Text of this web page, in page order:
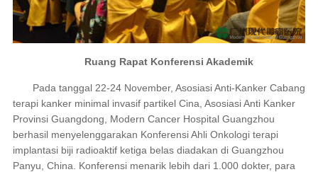
Ruang Rapat Konferensi Akademik
Pada tanggal 22-24 November, Asosiasi Anti-Kanker Cabang
terapi kanker minimal invasif partikel Cina, Asosiasi Anti Kanker
Provinsi Guangdong, Modern Cancer Hospital Guangzhou
berhasil menyelenggarakan Konferensi Ahli Onkologi terapi
implantasi biji radioaktif ketiga belas diadakan di Guangzhou
Panyu, China. Konferensi menarik lebih dari 1.000 dokter, para